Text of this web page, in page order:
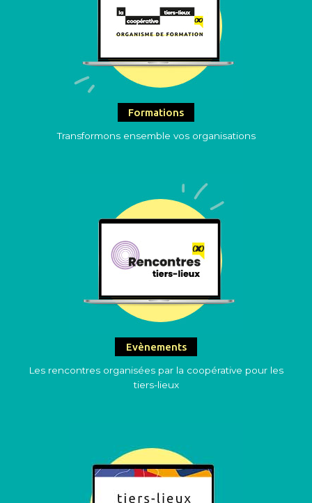
Formations
Transformons ensemble vos organisations
Evènements
Les rencontres organisées par la coopérative pour les
tiers-lieux